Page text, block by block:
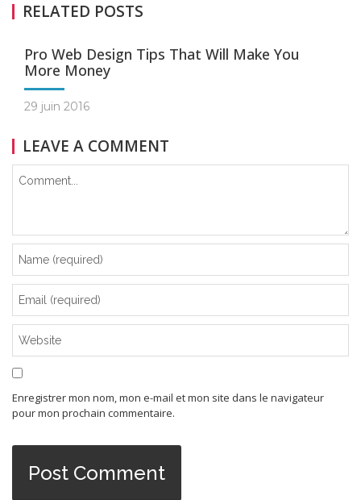
RELATED POSTS
Pro Web Design Tips That Will Make You
More Money
29 juin 2016
LEAVE A COMMENT
Enregistrer mon nom, mon e-mail et mon site dans le navigateur
pour mon prochain commentaire.